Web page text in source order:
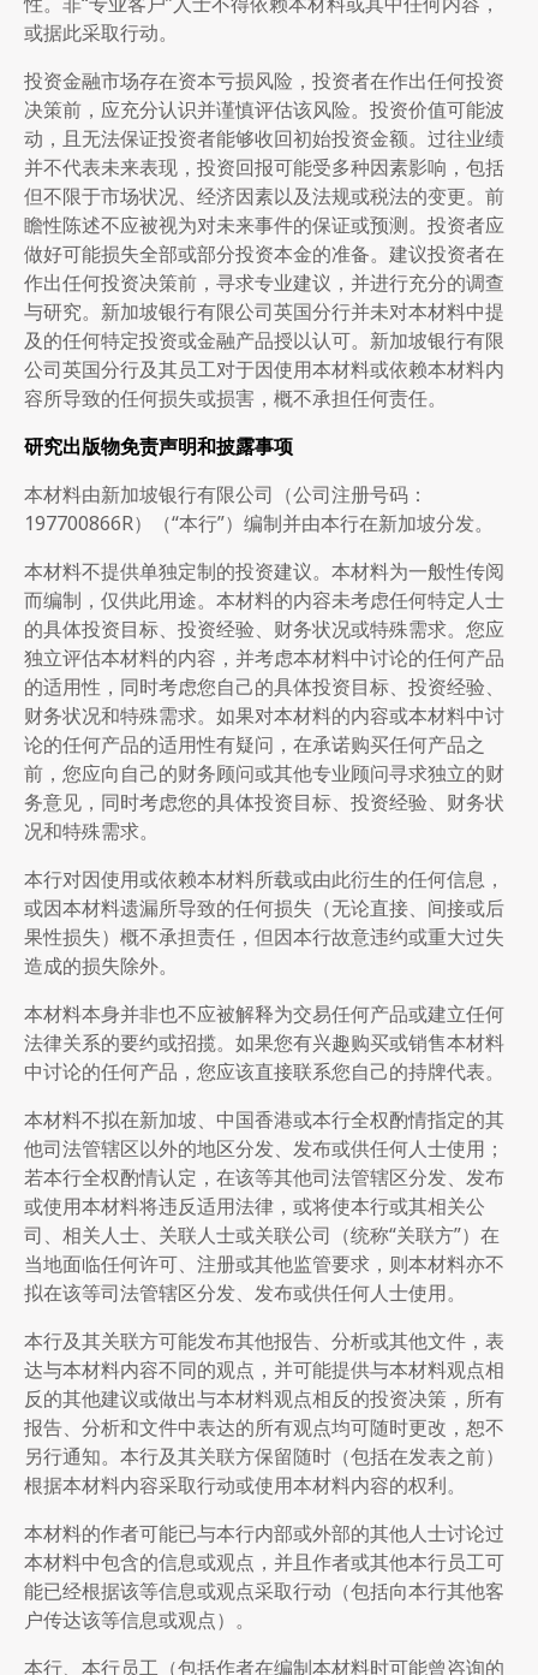
或据此采取行动。
投资金融市场存在资本亏损风险，投资者在作出任何投资
决策前，应充分认识并谨慎评估该风险。投资价值可能波
动，且无法保证投资者能够收回初始投资金额。过往业绩
并不代表未来表现，投资回报可能受多种因素影响，包括
但不限于市场状况、经济因素以及法规或税法的变更。前
瞻性陈述不应被视为对未来事件的保证或预测。投资者应
做好可能损失全部或部分投资本金的准备。建议投资者在
作出任何投资决策前，寻求专业建议，并进行充分的调查
与研究。新加坡银行有限公司英国分行并未对本材料中提
及的任何特定投资或金融产品授以认可。新加坡银行有限
公司英国分行及其员工对于因使用本材料或依赖本材料内
容所导致的任何损失或损害，概不承担任何责任。
研究出版物免责声明和披露事项
本材料由新加坡银行有限公司（公司注册号码：
197700866R）（“本行”）编制并由本行在新加坡分发。
本材料不提供单独定制的投资建议。本材料为一般性传阅
而编制，仅供此用途。本材料的内容未考虑任何特定人士
的具体投资目标、投资经验、财务状况或特殊需求。您应
独立评估本材料的内容，并考虑本材料中讨论的任何产品
的适用性，同时考虑您自己的具体投资目标、投资经验、
财务状况和特殊需求。如果对本材料的内容或本材料中讨
论的任何产品的适用性有疑问，在承诺购买任何产品之
前，您应向自己的财务顾问或其他专业顾问寻求独立的财
务意见，同时考虑您的具体投资目标、投资经验、财务状
况和特殊需求。
本行对因使用或依赖本材料所载或由此衍生的任何信息，
或因本材料遗漏所导致的任何损失（无论直接、间接或后
果性损失）概不承担责任，但因本行故意违约或重大过失
造成的损失除外。
本材料本身并非也不应被解释为交易任何产品或建立任何
法律关系的要约或招揽。如果您有兴趣购买或销售本材料
中讨论的任何产品，您应该直接联系您自己的持牌代表。
本材料不拟在新加坡、中国香港或本行全权酌情指定的其
他司法管辖区以外的地区分发、发布或供任何人士使用；
若本行全权酌情认定，在该等其他司法管辖区分发、发布
或使用本材料将违反适用法律，或将使本行或其相关公
司、相关人士、关联人士或关联公司（统称“关联方”）在
当地面临任何许可、注册或其他监管要求，则本材料亦不
拟在该等司法管辖区分发、发布或供任何人士使用。
本行及其关联方可能发布其他报告、分析或其他文件，表
达与本材料内容不同的观点，并可能提供与本材料观点相
反的其他建议或做出与本材料观点相反的投资决策，所有
报告、分析和文件中表达的所有观点均可随时更改，恕不
另行通知。本行及其关联方保留随时（包括在发表之前）
根据本材料内容采取行动或使用本材料内容的权利。
本材料的作者可能已与本行内部或外部的其他人士讨论过
本材料中包含的信息或观点，并且作者或其他本行员工可
能已经根据该等信息或观点采取行动（包括向本行其他客
户传达该等信息或观点）。
本行、本行员工（包括作者在编制本材料时可能曾咨询的